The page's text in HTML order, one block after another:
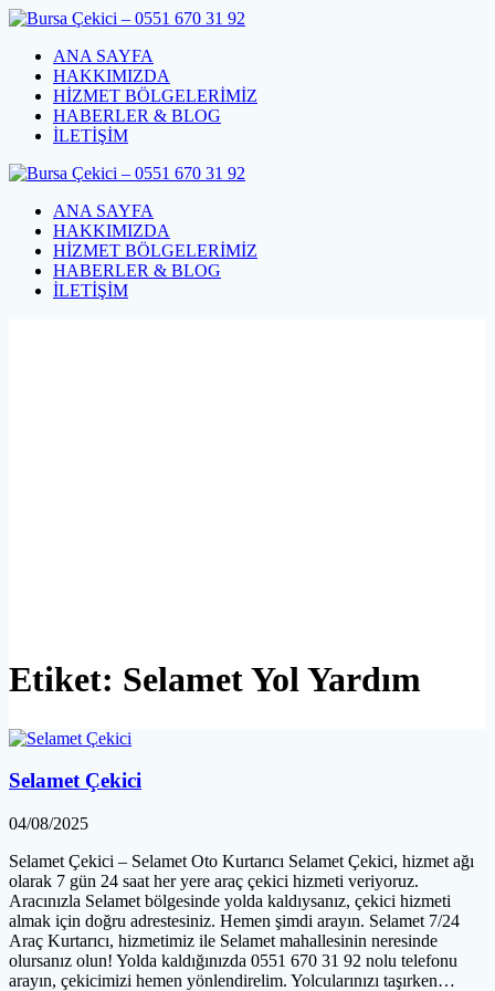
Skip
contentANA SAYFA
HAKKIMIZDA
HİZMET BÖLGELERİMİZ
HABERLER & BLOG
İLETİŞİM
ANA SAYFA
HAKKIMIZDA
HİZMET BÖLGELERİMİZ
HABERLER & BLOG
İLETİŞİM
Etiket: Selamet Yol Yardım
Selamet Çekici
04/08/2025
Selamet Çekici – Selamet Oto Kurtarıcı Selamet Çekici, hizmet ağı
olarak 7 gün 24 saat her yere araç çekici hizmeti veriyoruz.
Aracınızla Selamet bölgesinde yolda kaldıysanız, çekici hizmeti
almak için doğru adrestesiniz. Hemen şimdi arayın. Selamet 7/24
Araç Kurtarıcı, hizmetimiz ile Selamet mahallesinin neresinde
olursanız olun! Yolda kaldığınızda 0551 670 31 92 nolu telefonu
arayın, çekicimizi hemen yönlendirelim. Yolcularınızı taşırken…